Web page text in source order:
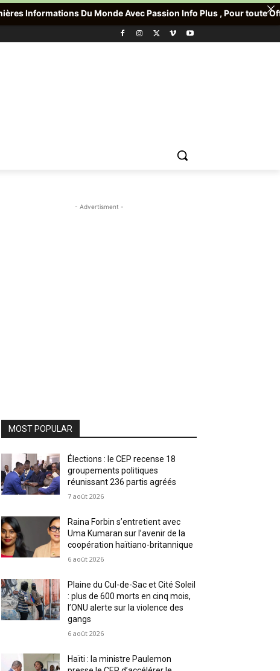
- Advertisment -
MOST POPULAR
Élections : le CEP recense 18
groupements politiques
réunissant 236 partis agréés
7 août 2026
Raina Forbin s’entretient avec
Uma Kumaran sur l’avenir de la
coopération haïtiano-britannique
6 août 2026
Plaine du Cul-de-Sac et Cité Soleil
: plus de 600 morts en cinq mois,
l’ONU alerte sur la violence des
gangs
6 août 2026
Haïti : la ministre Paulemon
Du Monde Avec Passion Info Plus , Pour toute Offre